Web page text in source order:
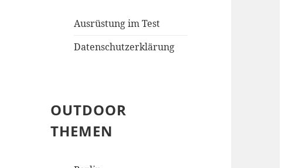
Ausrüstung im Test
Datenschutzerklärung
OUTDOOR
THEMEN